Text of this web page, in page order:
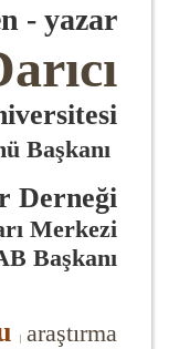
- yazar
Başkanı
Derneği
Merkezi
Başkanı
araştırma